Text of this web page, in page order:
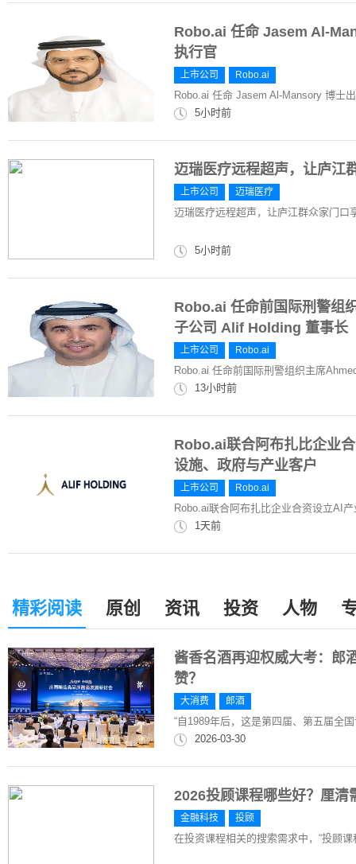
Robo.ai 任命 Jasem Al-
执行官
上市公司 Robo.ai
Robo.ai 任命 Jasem Al-Mansory 博士
5小时前
迈瑞医疗远程超声，让庐江
上市公司 迈瑞医疗
迈瑞医疗远程超声，让庐江群众家门口
5小时前
Robo.ai 任命前国际刑警组
子公司 Alif Holding 董事长
上市公司 Robo.ai
Robo.ai 任命前国际刑警组织主席
13小时前
Robo.ai联合阿布扎比企业
设施、政府与产业客户
上市公司 Robo.ai
Robo.ai联合阿布扎比企业合资设立AI
1天前
精彩阅读 原创 资讯 投资 人物
酱香名酒再迎权威大考：郎
赞？
大消费 郎酒
“自1989年后，这是第四届、第五届全
2026-03-30
2026投顾课程哪些好？厘清
金融科技 投顾
在投资课程相关的搜索需求中，“投顾